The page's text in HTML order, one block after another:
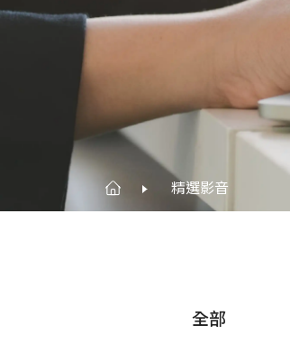
精選影音
全部